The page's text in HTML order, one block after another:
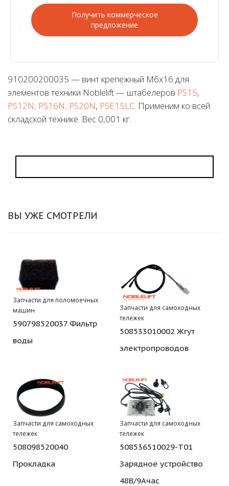
Получить коммерческое
предложение
910200200035 — винт крепежный M6x16 для
элементов техники Noblelift — штабелеров PS15,
PS12N, PS16N, PS20N, PSE15LC . Применим ко всей
складской технике. Вес 0,001 кг.
ВЫ УЖЕ СМОТРЕЛИ
Запчасти для поломоечных
машин
590798520037 Фильтр
воды
Запчасти для самоходных
тележек
508533010002 Жгут
электропроводов
Запчасти для самоходных
тележек
508098520040
Прокладка
Запчасти для самоходных
тележек
508536510029-T01
Зарядное устройство
48В/9Ачас